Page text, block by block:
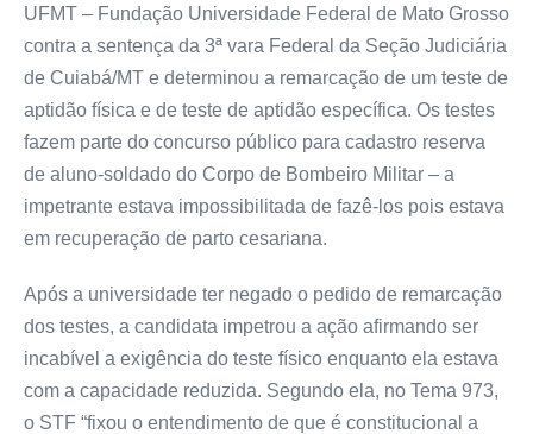
UFMT – Fundação Universidade Federal de Mato Grosso
contra a sentença da 3ª vara Federal da Seção Judiciária
de Cuiabá/MT e determinou a remarcação de um teste de
aptidão física e de teste de aptidão específica. Os testes
fazem parte do concurso público para cadastro reserva
de aluno-soldado do Corpo de Bombeiro Militar – a
impetrante estava impossibilitada de fazê-los pois estava
em recuperação de parto cesariana.
Após a universidade ter negado o pedido de remarcação
dos testes, a candidata impetrou a ação afirmando ser
incabível a exigência do teste físico enquanto ela estava
com a capacidade reduzida. Segundo ela, no Tema 973,
o STF “fixou o entendimento de que é constitucional a